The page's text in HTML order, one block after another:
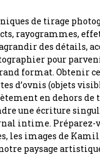
de tirage
rayogrammes,
des détails,
pour
format. Obtenir
d’ovnis (objets
en dehors de
une écriture
intime. Préparez-
les images de
paysage